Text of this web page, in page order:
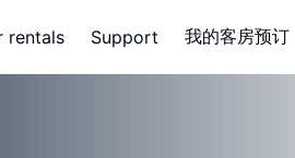
rentals Support 我的客房预订